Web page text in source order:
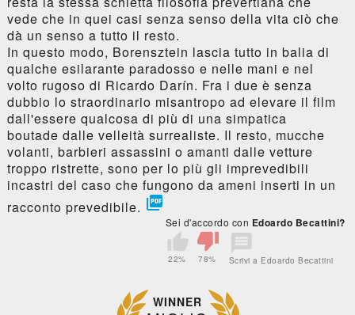
vede che in quei casi senza senso della vita ciò che
dà un senso a tutto il resto.
In questo modo, Borensztein lascia tutto in balia di
qualche esilarante paradosso e nelle mani e nel
volto rugoso di Ricardo Darín. Fra i due è senza
dubbio lo straordinario misantropo ad elevare il film
dall'essere qualcosa di più di una simpatica
boutade dalle velleità surrealiste. Il resto, mucche
volanti, barbieri assassini o amanti dalle vetture
troppo ristrette, sono per lo più gli imprevedibili
incastri del caso che fungono da ameni inserti in un
racconto prevedibile. 
Sei d'accordo con Edoardo Becattini?
22% 78% Scrivi a Edoardo Becattini
WINNER